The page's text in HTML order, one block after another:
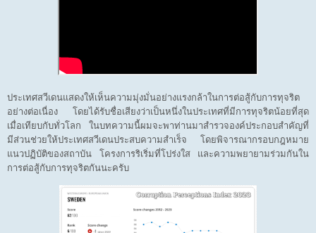
ประเทศสวีเดนแสดงให้เห็นความมุ่งมั่นอย่างแรงกล้าในการต่อสู้กับการทุจริต
อย่างต่อเนื่อง โดยได้รับชื่อเสียงว่าเป็นหนึ่งในประเทศที่มีการทุจริตน้อยที่สุด
เมื่อเทียบกับทั่วโลก ในบทความนี้ผมจะพาท่านมาสำรวจองค์ประกอบสำคัญที่
มีส่วนช่วยให้ประเทศสวีเดนประสบความสำเร็จ โดยพิจารณากรอบกฎหมาย
แนวปฏิบัติของสถาบัน โครงการริเริ่มที่โปร่งใส และความพยายามร่วมกันใน
การต่อสู้กับการทุจริตกันนะครับ